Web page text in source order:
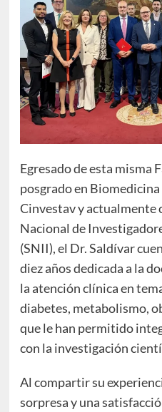
Egresado de esta misma
posgrado en
Cinvestav y actualmente
Nacional de
(SNII), el Dr. Saldívar
diez años dedicada a la
la atención clínica en
diabetes, metabolismo,
que le han permitido
con la investigación
Al compartir su
sorpresa y una